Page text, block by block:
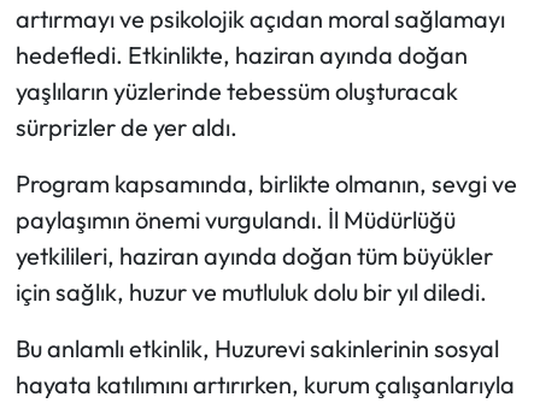
artırmayı ve psikolojik açıdan moral sağlamayı
hedefledi. Etkinlikte, haziran ayında doğan
yaşlıların yüzlerinde tebessüm oluşturacak
sürprizler de yer aldı.
Program kapsamında, birlikte olmanın, sevgi ve
paylaşımın önemi vurgulandı. İl Müdürlüğü
yetkilileri, haziran ayında doğan tüm büyükler
için sağlık, huzur ve mutluluk dolu bir yıl diledi.
Bu anlamlı etkinlik, Huzurevi sakinlerinin sosyal
hayata katılımını artırırken, kurum çalışanlarıyla
Resmi İlan
Resmi Reklam
Sağlık
Spor
Turizm